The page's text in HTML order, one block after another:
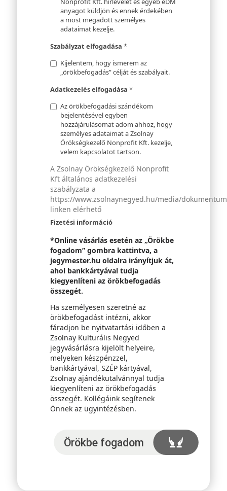
anyagot küldjön és ennek érdekében
a most megadott személyes
adataimat kezelje.
Szabályzat elfogadása *
Kijelentem, hogy ismerem az
„örökbefogadás” célját és szabályait.
Adatkezelés elfogadása *
Az örökbefogadási szándékom
bejelentésével egyben
hozzájárulásomat adom ahhoz, hogy
személyes adataimat a Zsolnay
Örökségkezelő Nonprofit Kft. kezelje,
velem kapcsolatot tartson.
A Zsolnay Örökségkezelő Nonprofit
Kft általános adatkezelési
szabályzata a
https://www.zsolnaynegyed.hu/media/
linken elérhető
Fizetési információ
*Online vásárlás esetén az „Örökbe
fogadom” gombra kattintva, a
jegymester.hu oldalra irányítjuk át,
ahol bankkártyával tudja
kiegyenlíteni az örökbefogadás
összegét.
Ha személyesen szeretné az
örökbefogadást intézni, akkor
fáradjon be nyitvatartási időben a
Zsolnay Kulturális Negyed
jegyvásárlásra kijelölt helyeire,
melyeken készpénzzel,
bankkártyával, SZÉP kártyával,
Zsolnay ajándékutalvánnyal tudja
kiegyenlíteni az örökbefogadás
összegét. Kollégáink segítenek
Önnek az ügyintézésben.
Örökbefogadom